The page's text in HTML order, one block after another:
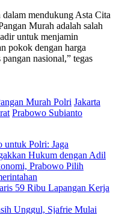
mendukung Asta Cita
Murah adalah salah
untuk menjamin
pokok dengan harga
nasional,” tegas
Murah Polri Jakarta
Prabowo Subianto
untuk Polri: Jaga
Hukum dengan Adil
Prabowo Pilih
59 Ribu Lapangan Kerja
Unggul, Sjafrie Mulai